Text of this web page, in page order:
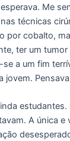
Me
técnicas
por cobalto,
ter um tumor
a um fim
jovem.
estudantes.
A única e